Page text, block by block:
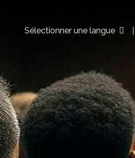
Sélectionner une langue